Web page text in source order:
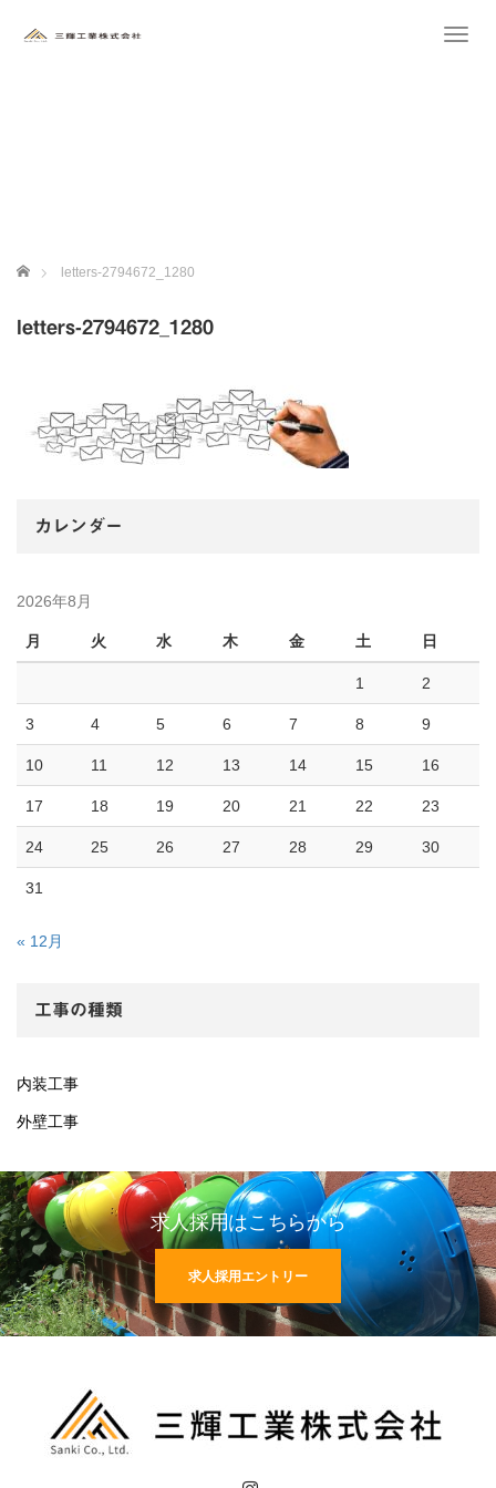
T
ホーム letters-2794672_1280
letters-2794672_1280
カレンダー
2026年8月
月 火 水 木 金 土 日
1 2
3 4 5 6 7 8 9
10 11 12 13 14 15 16
17 18 19 20 21 22 23
24 25 26 27 28 29 30
31
« 12月
工事の種類
内装工事
外壁工事
求人採用はこちらから
求人採用エントリー